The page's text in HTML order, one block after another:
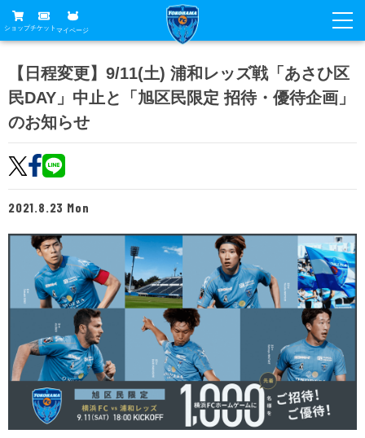
ショップチケット マイページ
グッズ
ホームタウン
トップチーム
試合
アカデミー
試合
試合日程
順位表
チケット
チケットガイド
席種・価格表
チケット購入方法
販売スケジュール
ニッパツシート
Buy Ticket Here
スケジュール
練習見学について
横浜FC観戦ガイド
試合会場アクセス
観戦ルール・マナー
クラブ
クラブ概要
フリ丸のページ
ヒストリー
サステナビリティ
ファン
横浜FC公式オンラインショップ
クラブメンバー
スタータークラブ
アカデミー
育成ビジョン
試合日程・結果
パートナー
パートナー一覧
【日程変更】9/11(土) 浦和レッズ戦「あさひ区
民DAY」中止と「旭区民限定 招待・優待企画」
のお知らせ
2021.8.23 Mon